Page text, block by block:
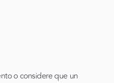
o considere que un